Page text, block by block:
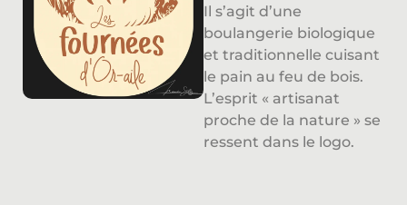
Il s’agit d’une
boulangerie biologique
et traditionnelle cuisant
le pain au feu de bois.
L’esprit « artisanat
proche de la nature » se
ressent dans le logo.